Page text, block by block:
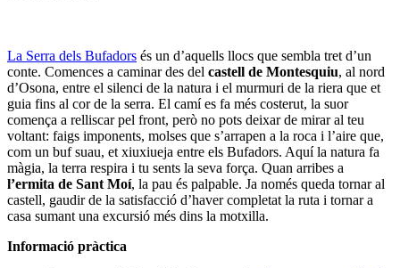
La Serra dels Bufadors és un d’aquells llocs que sembla tret d’un
conte. Comences a caminar des del castell de Montesquiu, al nord
d’Osona, entre el silenci de la natura i el murmuri de la riera que et
guia fins al cor de la serra. El camí es fa més costerut, la suor
comença a relliscar pel front, però no pots deixar de mirar al teu
voltant: faigs imponents, molses que s’arrapen a la roca i l’aire que,
com un buf suau, et xiuxiueja entre els Bufadors. Aquí la natura fa
màgia, la terra respira i tu sents la seva força. Quan arribes a
l’ermita de Sant Moí, la pau és palpable. Ja només queda tornar al
castell, gaudir de la satisfacció d’haver completat la ruta i tornar a
casa sumant una excursió més dins la motxilla.
Informació pràctica